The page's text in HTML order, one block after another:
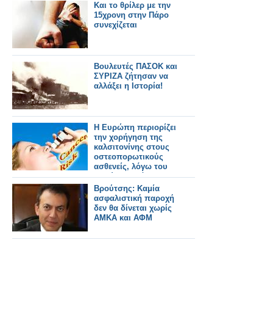
Και το θρίλερ με την
15χρονη στην Πάρο
συνεχίζεται
Βουλευτές ΠΑΣΟΚ και
ΣΥΡΙΖΑ ζήτησαν να
αλλάξει η Ιστορία!
Η Ευρώπη περιορίζει
την χορήγηση της
καλσιτονίνης στους
οστεοπορωτικούς
ασθενείς, λόγω του
κινδύνου ανάπτυξης
καρκίνου. Απόφαση
ΕΟΠΠΥ
Βρούτσης: Καμία
ασφαλιστική παροχή
δεν θα δίνεται χωρίς
ΑΜΚΑ και ΑΦΜ